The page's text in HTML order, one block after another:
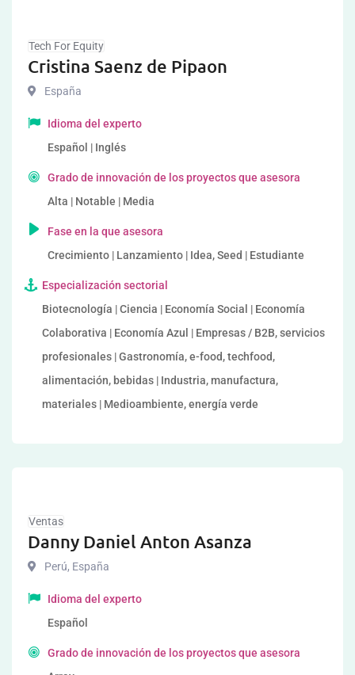
Tech For Equity
Cristina Saenz de Pipaon
España
Idioma del experto
Español | Inglés
Grado de innovación de los proyectos que asesora
Alta | Notable | Media
Fase en la que asesora
Crecimiento | Lanzamiento | Idea, Seed | Estudiante
Especialización sectorial
Biotecnología | Ciencia | Economía Social | Economía
Colaborativa | Economía Azul | Empresas / B2B, servicios
profesionales | Gastronomía, e-food, techfood,
alimentación, bebidas | Industria, manufactura,
materiales | Medioambiente, energía verde
Ventas
Danny Daniel Anton Asanza
Perú, España
Idioma del experto
Español
Grado de innovación de los proyectos que asesora